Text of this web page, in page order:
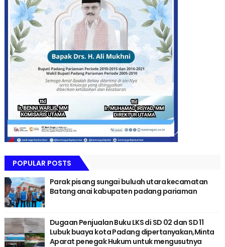
POPULAR POSTS
Parak pisang sungai buluah utara kecamatan
Batang anai kabupaten padang pariaman
Dugaan Penjualan Buku LKS di SD 02 dan SD 11
Lubuk buaya kota Padang dipertanyakan,Minta
Aparat penegak Hukum untuk mengusutnya